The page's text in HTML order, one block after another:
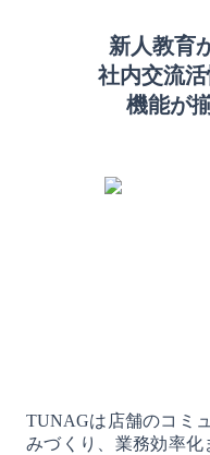
新人教育
社内交流
機能が
TUNAGは店舗のコミ
みづくり、業務効率